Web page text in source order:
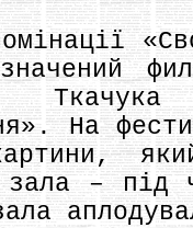
Ткачука
На
зала – під